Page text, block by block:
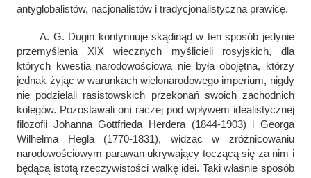
antyglobalistów, nacjonalistów i tradycjonalistyczną prawicę.
A. G. Dugin kontynuuje skądinąd w ten sposób jedynie
przemyślenia XIX wiecznych myślicieli rosyjskich, dla
których kwestia narodowościowa nie była obojętna, którzy
jednak żyjąc w warunkach wielonarodowego imperium, nigdy
nie podzielali rasistowskich przekonań swoich zachodnich
kolegów. Pozostawali oni raczej pod wpływem idealistycznej
filozofii Johanna Gottfrieda Herdera (1844-1903) i Georga
Wilhelma Hegla (1770-1831), widząc w zróżnicowaniu
narodowościowym parawan ukrywający toczącą się za nim i
będącą istotą rzeczywistości walkę idei. Taki właśnie sposób